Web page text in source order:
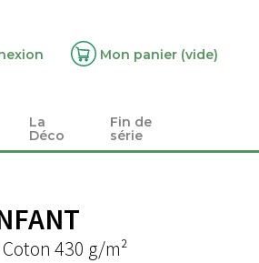
Mon panier (vide)
La
Déco
Fin de
série
430 g/m²